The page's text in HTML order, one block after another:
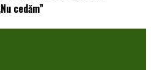
cedăm”